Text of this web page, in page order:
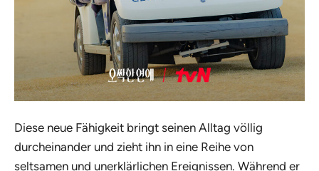
Diese neue Fähigkeit bringt seinen Alltag völlig
durcheinander und zieht ihn in eine Reihe von
seltsamen und unerklärlichen Ereignissen. Während er